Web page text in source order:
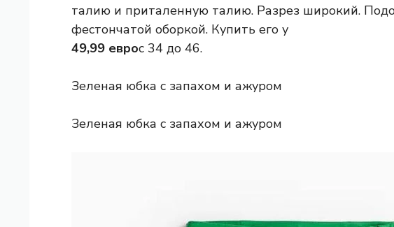
талию и приталенную талию. Разрез широкий.
фестончатой ​​оборкой. Купить его у
49,99 еврос 34 до 46.
Зеленая юбка с запахом и ажуром
Зеленая юбка с запахом и ажуром